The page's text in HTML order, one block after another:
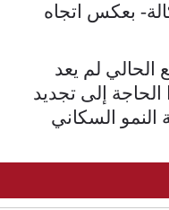
بعكس اتجاه
الحالي لم يعد
الحاجة إلى تجديد
النمو السكاني